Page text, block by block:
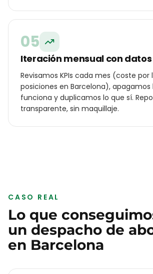
05
Iteración mensual con
Revisamos KPIs cada mes (coste por
posiciones en Barcelona), apagamos
funciona y duplicamos lo que sí.
transparente, sin maquillaje.
CASO REAL
Lo que
un despacho de
en Barcelona